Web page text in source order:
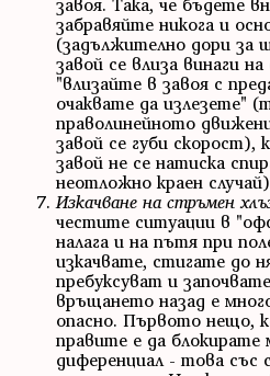
завоя. Така, че бъдете
забравяйте никога и
(задължително дори за
завой се влиза винаги
"влизайте в завоя с
очаквате да излезете"
праволинейното
завой се губи скорост),
завой не се натиска
неотложно краен
Изкачване на стръмен
честите ситуации в
налага и на пътя при
изкачвате, стигате до
пребуксуват и
връщането назад е
опасно. Първото нещо,
правите е да блокирате
диференциал - това със